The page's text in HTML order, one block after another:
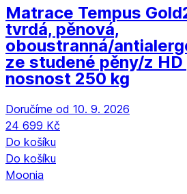
Matrace Tempus Gold
tvrdá, pěnová,
oboustranná/
ze studené pěny/z
nosnost 250 kg
Doručíme od 10. 9. 2026
24 699 Kč
Do košíku
Do košíku
Moonia